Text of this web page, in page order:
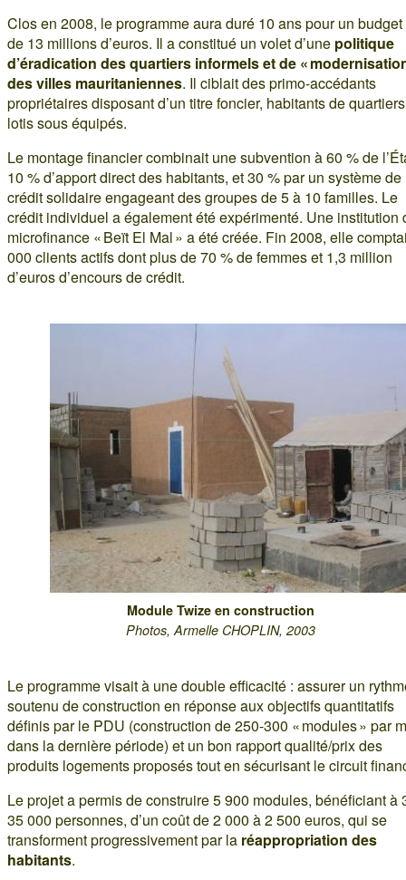
Clos en 2008, le programme aura duré 10 ans pour un
de 13 millions d’euros. Il a constitué un volet d’une politique
d’éradication des quartiers informels et de «
des villes mauritaniennes. Il ciblait des primo-accédants
propriétaires disposant d’un titre foncier, habitants de quartiers
lotis sous équipés.
Le montage financier combinait une subvention à 60 % de
10 % d’apport direct des habitants, et 30 % par un système de
crédit solidaire engageant des groupes de 5 à 10 familles. Le
crédit individuel a également été expérimenté. Une institution
microfinance « Beït El Mal » a été créée. Fin 2008, elle
000 clients actifs dont plus de 70 % de femmes et 1,3 million
d’euros d’encours de crédit.
Module Twize en construction
Photos, Armelle CHOPLIN, 2003
Le programme visait à une double efficacité : assurer un
soutenu de construction en réponse aux objectifs quantitatifs
définis par le PDU (construction de 250-300 « modules » par
dans la dernière période) et un bon rapport qualité/prix des
produits logements proposés tout en sécurisant le circuit
Le projet a permis de construire 5 900 modules, bénéficiant à
35 000 personnes, d’un coût de 2 000 à 2 500 euros, qui se
transforment progressivement par la réappropriation des
habitants.